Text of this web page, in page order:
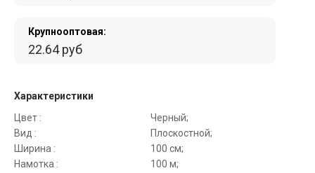
Крупнооптовая:
22.64 руб
Характеристики
Цвет :
Черный;
Вид :
Плоскостной;
Ширина :
100 см;
Намотка :
100 м;